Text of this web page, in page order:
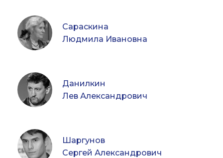
Сараскина
Людмила Ивановна
Данилкин
Лев Александрович
Шаргунов
Сергей Александрович